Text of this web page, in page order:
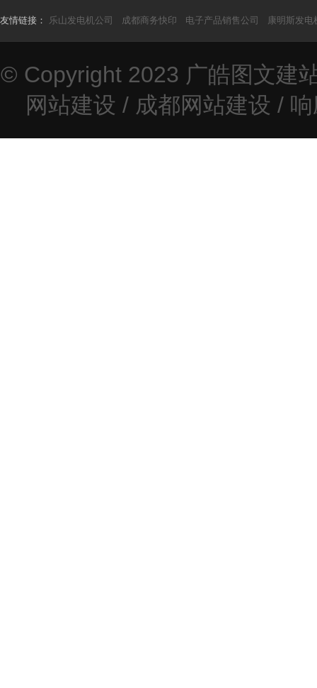
友情链接： 乐山发电机公司 成都商务快印 电子产品销售公司 康明斯发电
© Copyright 2023 广皓图文建
网站建设 / 成都网站建设 /